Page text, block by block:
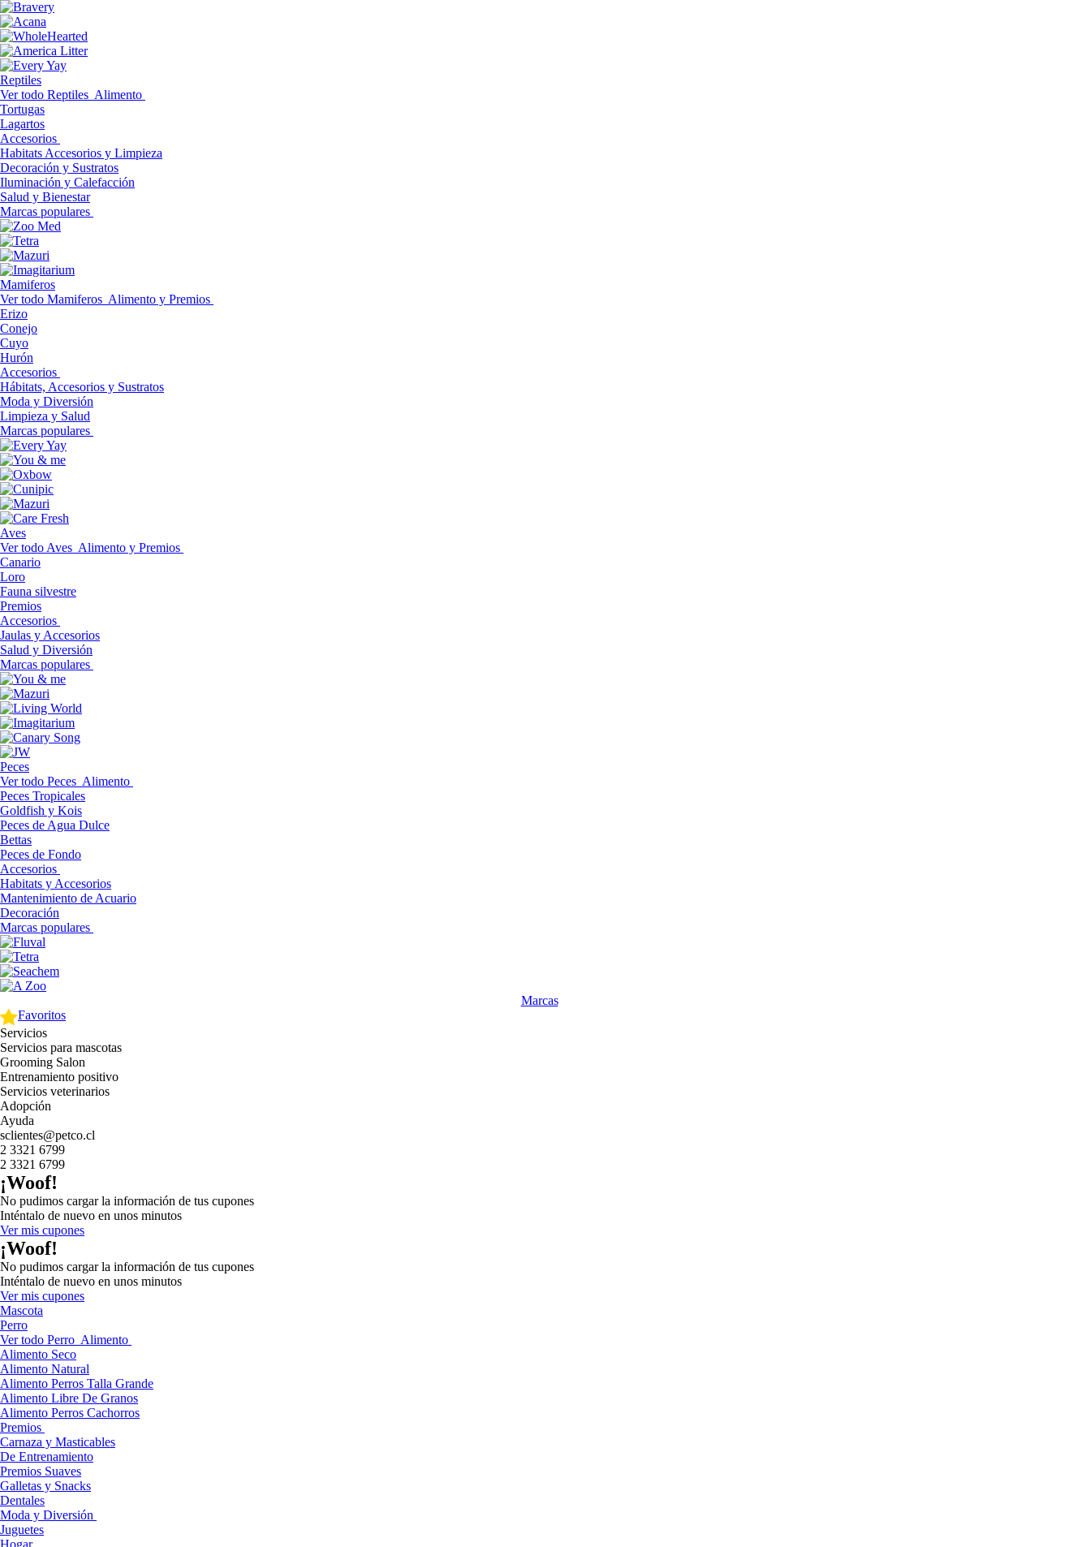
Reptiles
Ver todo Reptiles Alimento
Tortugas
Lagartos
Accesorios
Habitats Accesorios y Limpieza
Decoración y Sustratos
Iluminación y Calefacción
Salud y Bienestar
Marcas populares
Mamiferos
Ver todo Mamiferos Alimento y Premios
Erizo
Conejo
Cuyo
Hurón
Accesorios
Hábitats, Accesorios y Sustratos
Moda y Diversión
Limpieza y Salud
Marcas populares
Aves
Ver todo Aves Alimento y Premios
Canario
Loro
Fauna silvestre
Premios
Accesorios
Jaulas y Accesorios
Salud y Diversión
Marcas populares
Peces
Ver todo Peces Alimento
Peces Tropicales
Goldfish y Kois
Peces de Agua Dulce
Bettas
Peces de Fondo
Accesorios
Habitats y Accesorios
Mantenimiento de Acuario
Decoración
Marcas populares
Marcas
Favoritos
Servicios
Servicios para mascotas
Grooming Salon
Entrenamiento positivo
Servicios veterinarios
Adopción
Ayuda
sclientes@petco.cl
2 3321 6799
2 3321 6799
¡Woof!
No pudimos cargar la información de tus cupones
Inténtalo de nuevo en unos minutos
Ver mis cupones
¡Woof!
No pudimos cargar la información de tus cupones
Inténtalo de nuevo en unos minutos
Ver mis cupones
Mascota
Perro
Ver todo Perro Alimento
Alimento Seco
Alimento Natural
Alimento Perros Talla Grande
Alimento Libre De Granos
Alimento Perros Cachorros
Premios
Carnaza y Masticables
De Entrenamiento
Premios Suaves
Galletas y Snacks
Dentales
Moda y Diversión
Juguetes
Hogar